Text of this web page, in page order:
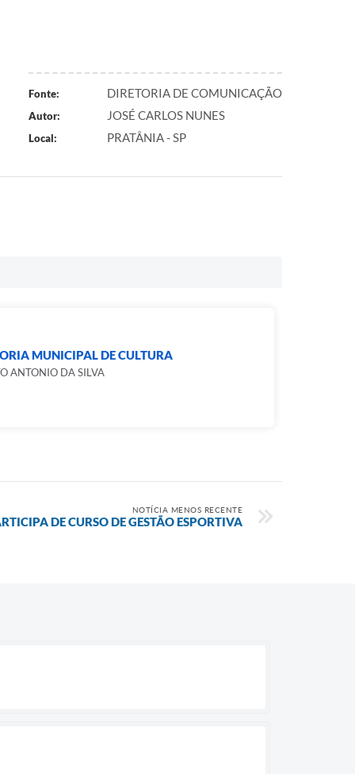
Fonte: DIRETORIA DE COMUNICAÇÃO
Autor: JOSÉ CARLOS NUNES
Local: PRATÂNIA - SP
MUNICIPAL DE CULTURA
ANTONIO DA SILVA
NOTÍCIA MENOS RECENTE
DE CURSO DE GESTÃO ESPORTIVA